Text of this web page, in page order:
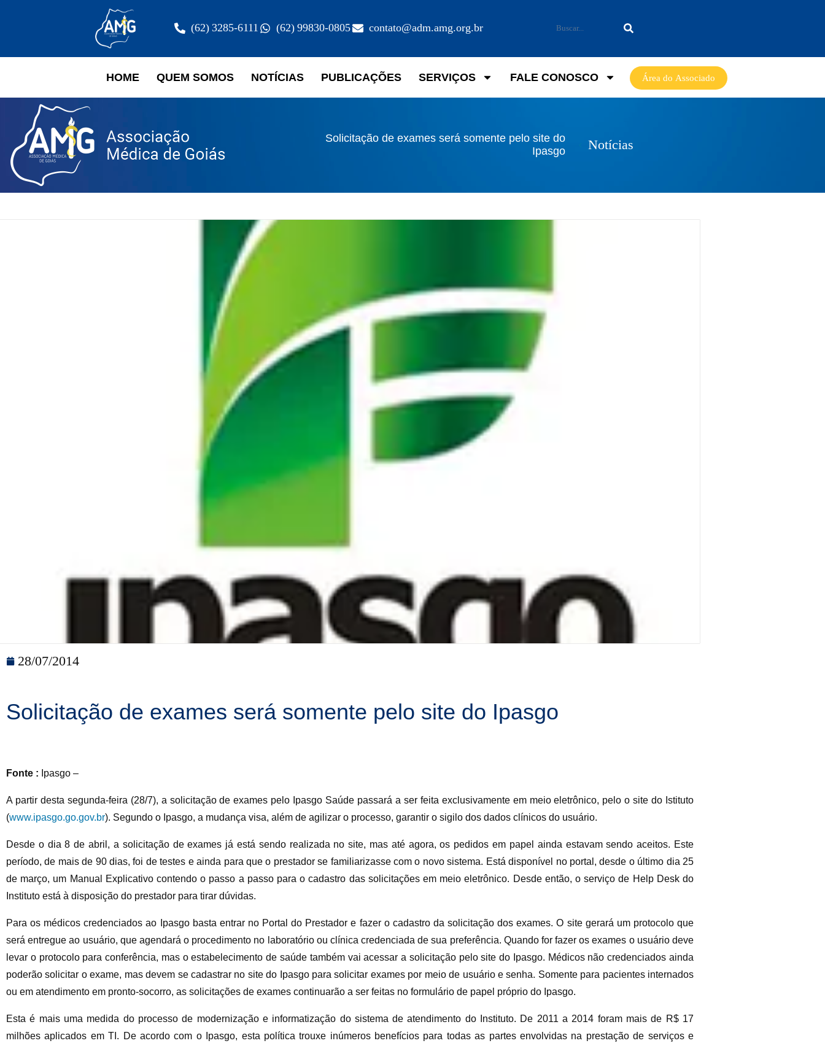
(62) 3285-6111 (62) 99830-0805 contato@adm.amg.org.br
HOME QUEM SOMOS NOTÍCIAS PUBLICAÇÕES SERVIÇOS FALE CONOSCO Área do Associado
Solicitação de exames será somente pelo site do
Ipasgo
Notícias
28/07/2014
Solicitação de exames será somente pelo site do Ipasgo
Fonte : Ipasgo –
A partir desta segunda-feira (28/7), a solicitação de exames pelo Ipasgo Saúde passará a ser feita exclusivamente em meio eletrônico, pelo o site do Istituto
(www.ipasgo.go.gov.br). Segundo o Ipasgo, a mudança visa, além de agilizar o processo, garantir o sigilo dos dados clínicos do usuário.
Desde o dia 8 de abril, a solicitação de exames já está sendo realizada no site, mas até agora, os pedidos em papel ainda estavam sendo aceitos. Este
período, de mais de 90 dias, foi de testes e ainda para que o prestador se familiarizasse com o novo sistema. Está disponível no portal, desde o último dia 25
de março, um Manual Explicativo contendo o passo a passo para o cadastro das solicitações em meio eletrônico. Desde então, o serviço de Help Desk do
Instituto está à disposição do prestador para tirar dúvidas.
Para os médicos credenciados ao Ipasgo basta entrar no Portal do Prestador e fazer o cadastro da solicitação dos exames. O site gerará um protocolo que
será entregue ao usuário, que agendará o procedimento no laboratório ou clínica credenciada de sua preferência. Quando for fazer os exames o usuário deve
levar o protocolo para conferência, mas o estabelecimento de saúde também vai acessar a solicitação pelo site do Ipasgo. Médicos não credenciados ainda
poderão solicitar o exame, mas devem se cadastrar no site do Ipasgo para solicitar exames por meio de usuário e senha. Somente para pacientes internados
ou em atendimento em pronto-socorro, as solicitações de exames continuarão a ser feitas no formulário de papel próprio do Ipasgo.
Esta é mais uma medida do processo de modernização e informatização do sistema de atendimento do Instituto. De 2011 a 2014 foram mais de R$ 17
milhões aplicados em TI. De acordo com o Ipasgo, esta política trouxe inúmeros benefícios para todas as partes envolvidas na prestação de serviços e